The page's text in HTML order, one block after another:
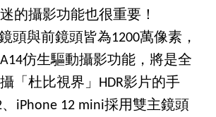
的攝影功能也很重要！
頭與前鏡頭皆為1200萬像素，
仿生驅動攝影功能，將是全
「杜比視界」HDR影片的手
iPhone 12 mini採用雙主鏡頭